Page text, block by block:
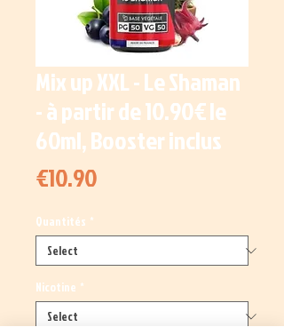
Mix up XXL - Le Shaman
- à partir de 10.90€ le
60ml, Booster inclus
€10.90Price
Quantités *
Nicotine *